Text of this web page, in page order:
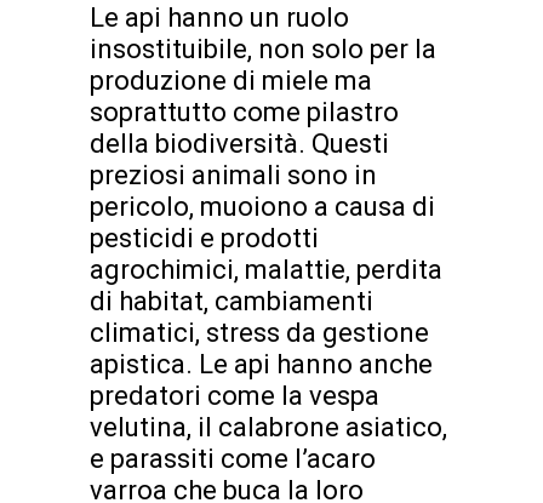
Le api hanno un ruolo
insostituibile, non solo per la
produzione di miele ma
soprattutto come pilastro
della biodiversità. Questi
preziosi animali sono in
pericolo, muoiono a causa di
pesticidi e prodotti
agrochimici, malattie, perdita
di habitat, cambiamenti
climatici, stress da gestione
apistica. Le api hanno anche
predatori come la vespa
velutina, il calabrone asiatico,
e parassiti come l’acaro
varroa che buca la loro